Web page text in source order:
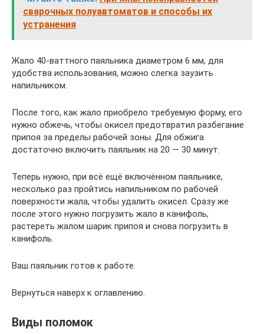
сварочных полуавтоматов и способы их
устранения
Жало 40-ваттного паяльника диаметром 6 мм, для
удобства использования, можно слегка заузить
напильником.
После того, как жало приобрело требуемую форму, его
нужно обжечь, чтобы окисел предотвратил разбегание
припоя за пределы рабочей зоны. Для обжига
достаточно включить паяльник на 20 — 30 минут.
Теперь нужно, при всё ещё включённом паяльнике,
несколько раз пройтись напильником по рабочей
поверхности жала, чтобы удалить окисел. Сразу же
после этого нужно погрузить жало в канифоль,
растереть жалом шарик припоя и снова погрузить в
канифоль.
Ваш паяльник готов к работе.
Вернуться наверх к оглавлению.
Виды поломок